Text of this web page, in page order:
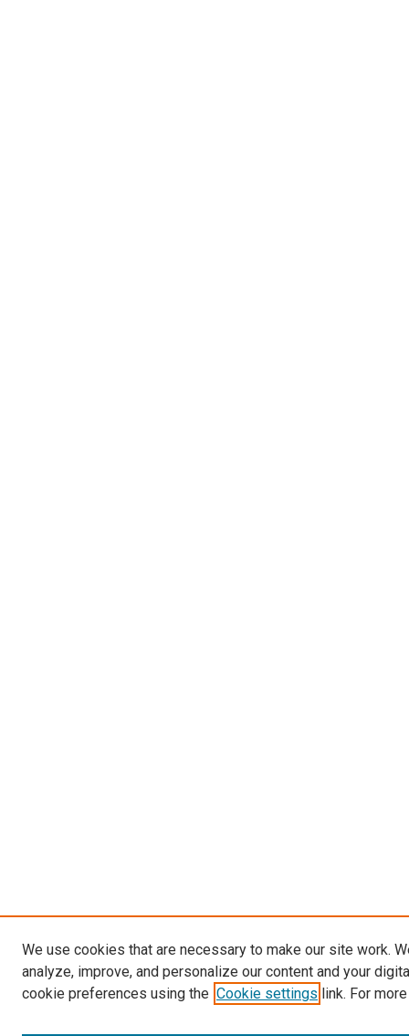
We use cookies that are necessary to make our site work.
analyze, improve, and personalize our content and your
cookie preferences using the Cookie settings link. For